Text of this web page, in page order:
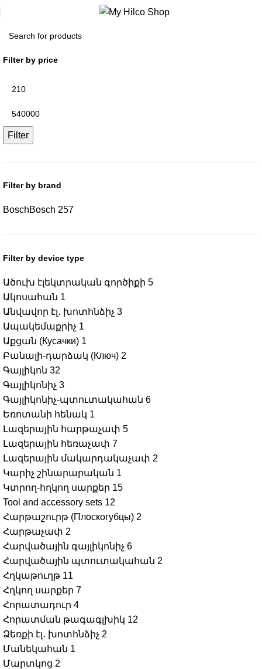
Filter by price
Filter
Filter by brand
BoschBosch 257
Filter by device type
Ածուխ էլեկտրական գործիքի 5
Ակոսահան 1
Անվավոր էլ․ խոտհնձիչ 3
Ապակեմաքրիչ 1
Աքցան (Кусачки) 1
Բանալի-դարձակ (Ключ) 2
Գայլիկոն 32
Գայլիկոնիչ 3
Գայլիկոնիչ-պտուտակահան 6
Եռոտանի հենակ 1
Լազերային հարթաչափ 5
Լազերային հեռաչափ 7
Լազերային մակարդակաչափ 2
Կարիչ շինարարական 1
Կտրող-հղկող սարքեր 15
Tool and accessory sets 12
Հարթաշուրթ (Плоскогубцы) 2
Հարթաչափ 2
Հարվածային գայլիկոնիչ 6
Հարվածային պտուտակահան 2
Հղկաթուղթ 11
Հղկող սարքեր 7
Հորատադուր 4
Հորատման թագագլխիկ 12
Ձեռքի էլ․ խոտհնձիչ 2
Մանեկահան 1
Մարտկոց 2